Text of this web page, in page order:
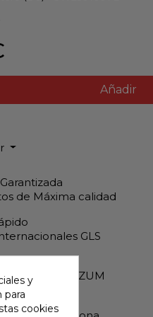
Añadir
de Máxima calidad
GLS
- PAYPAL - BIZUM
al cliente
y
para
cookies